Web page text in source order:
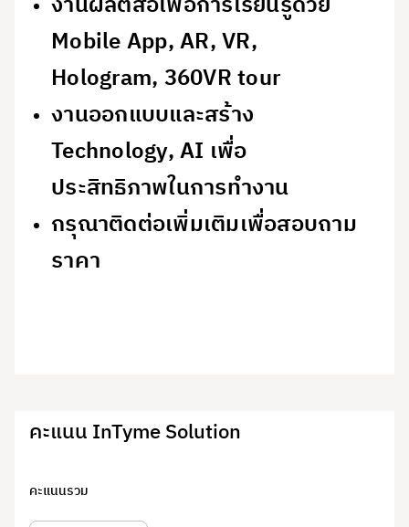
Mobile App, AR, VR,
Hologram, 360VR tour
งานออกแบบและสร้าง
Technology, AI เพื่อ
ประสิทธิภาพในการทำงาน
กรุณาติดต่อเพิ่มเติมเพื่อสอบถาม
ราคา
คะแนน InTyme Solution
คะแนนรวม